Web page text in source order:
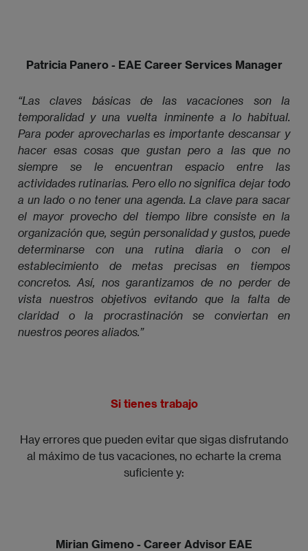
Patricia Panero - EAE Career Services Manager
“Las claves básicas de las vacaciones son la
temporalidad y una vuelta inminente a lo habitual.
Para poder aprovecharlas es importante descansar y
hacer esas cosas que gustan pero a las que no
siempre se le encuentran espacio entre las
actividades rutinarias. Pero ello no significa dejar todo
a un lado o no tener una agenda. La clave para sacar
el mayor provecho del tiempo libre consiste en la
organización que, según personalidad y gustos, puede
determinarse con una rutina diaria o con el
establecimiento de metas precisas en tiempos
concretos. Así, nos garantizamos de no perder de
vista nuestros objetivos evitando que la falta de
claridad o la procrastinación se conviertan en
nuestros peores aliados.”
Si tienes trabajo
Hay errores que pueden evitar que sigas disfrutando
al máximo de tus vacaciones, no echarte la crema
suficiente y:
Mirian Gimeno - Career Advisor EAE